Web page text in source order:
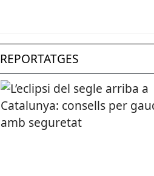
REPORTATGES